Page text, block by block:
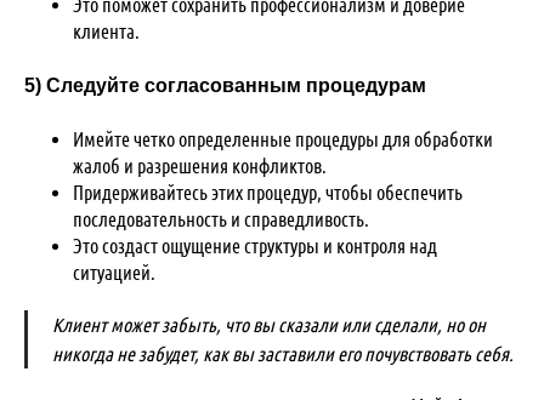
Это поможет сохранить профессионализм и доверие
клиента.
5) Следуйте согласованным процедурам
Имейте четко определенные процедуры для обработки
жалоб и разрешения конфликтов.
Придерживайтесь этих процедур, чтобы обеспечить
последовательность и справедливость.
Это создаст ощущение структуры и контроля над
ситуацией.
Клиент может забыть, что вы сказали или сделали, но он
никогда не забудет, как вы заставили его почувствовать себя.